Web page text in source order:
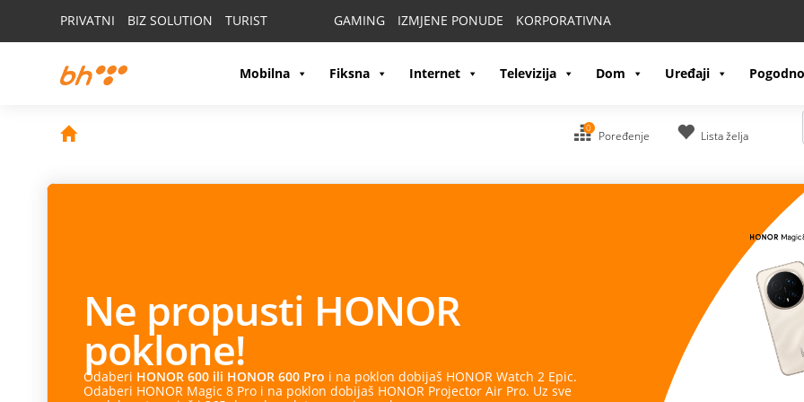
PRIVATNI BIZ SOLUTION TURIST GAMING IZMJENE PONUDE KORPORATIVNA
Mobilna Fiksna Internet Televizija Dom Uređaji
0
Poređenje Lista želja
Vaš partner u pokretu
Apple Watch
spaja stil, inovaciju i napredne funkcije u jednom uređaju. Pratite svoje
zdravlje, treninge i obaveze, ostanite povezani i budite spremni za svaki izazov.
Pronađite model koji odgovara vašem načinu života.